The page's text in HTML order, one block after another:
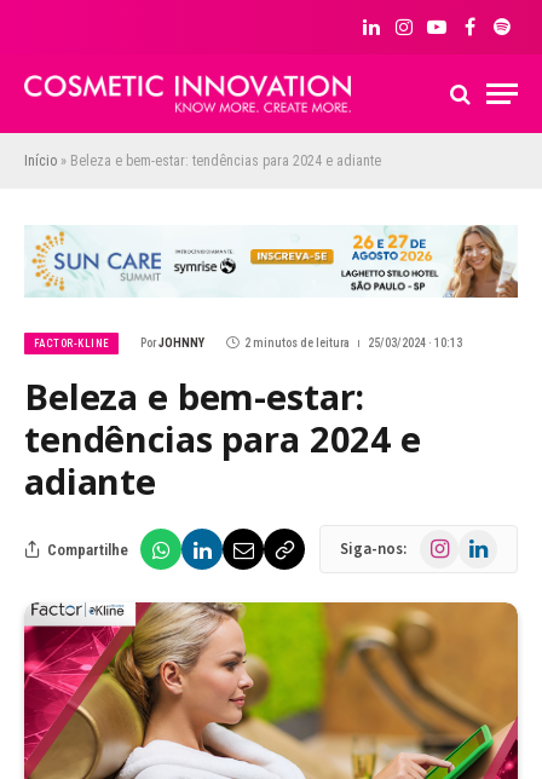
LinkedInInstagram
YouTubeFacebook
Início » Beleza e bem-estar: tendências para 2024 e adiante
FACTOR-KLINE PorJOHNNY 2 minutos de leitura 25/03/2024 · 10:13
Beleza e bem-estar:
tendências para 2024 e
adiante
Compartilhe Siga-nos: InstagramLinkedIn